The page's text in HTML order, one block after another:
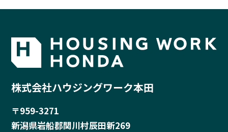
株式会社ハウジングワーク本田
〒959-3271
新潟県岩船郡関川村辰田新269